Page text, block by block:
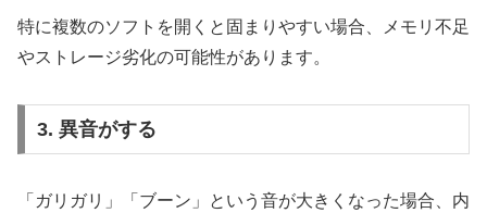
特に複数のソフトを開くと固まりやすい場合、メモリ不足
やストレージ劣化の可能性があります。
3. 異音がする
「ガリガリ」「ブーン」という音が大きくなった場合、内